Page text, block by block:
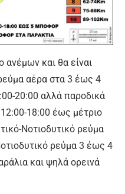
ανέμων και θα είναι
αέρα στα 3 έως 4
20:00 αλλά παροδικά
18:00 έως μέτριο
Νοτιοδυτικό ρεύμα
ρεύμα 3 έως 4
και ψηλά ορεινά